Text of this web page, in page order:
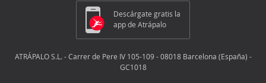
Descárgate gratis la
app de Atrápalo
ATRÁPALO S.L. - Carrer de Pere IV 105-109 - 08018 Barcelona (España) -
GC1018